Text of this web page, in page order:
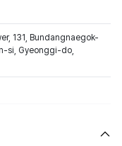
131, Bundangnaegok-
si, Gyeonggi-do,